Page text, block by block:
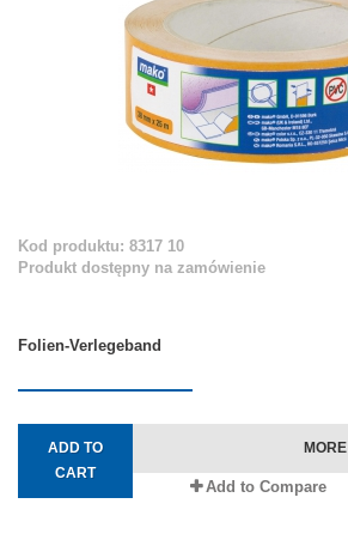
Kod produktu: 8317 10
Produkt dostępny na zamówienie
Folien-Verlegeband
ADD TO
CART
MORE
Add to Compare